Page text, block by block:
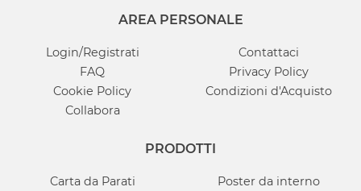
AREA PERSONALE
Login/Registrati
Contattaci
FAQ
Privacy Policy
Cookie Policy
Condizioni d'Acquisto
Collabora
PRODOTTI
Carta da Parati
Poster da interno